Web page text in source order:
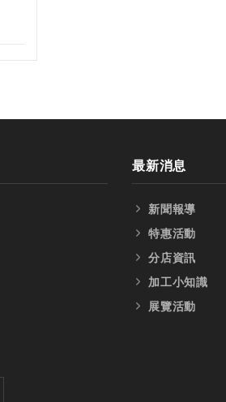
最新消息
新聞報導
特惠活動
分店資訊
加工小知識
展覽活動